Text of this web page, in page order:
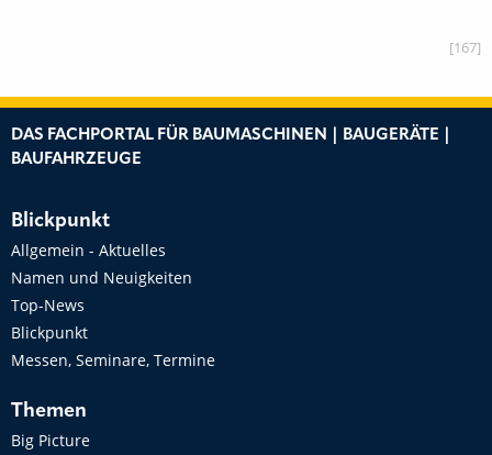
[167]
DAS FACHPORTAL FÜR BAUMASCHINEN | BAUGERÄTE |
BAUFAHRZEUGE
Blickpunkt
Allgemein - Aktuelles
Namen und Neuigkeiten
Top-News
Blickpunkt
Messen, Seminare, Termine
Themen
Big Picture